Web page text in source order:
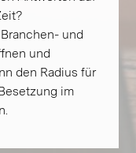
und
und
den Radius für
im